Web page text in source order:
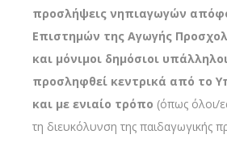
προσλήψεις νηπιαγωγών
Επιστημών της Αγωγής
και μόνιμοι δημόσιοι
προσληφθεί κεντρικά από το
και με ενιαίο τρόπο (όπως όλοι/
τη διευκόλυνση της παιδαγωγικής